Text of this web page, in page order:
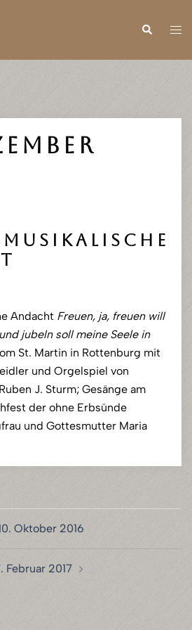
Suche
Andacht Freuen, ja, freuen will
jubeln soll meine Seele in
St. Martin in Rottenburg mit
und Orgelspiel von
J. Sturm; Gesänge am
der ohne Erbsünde
und Gottesmutter Maria
Oktober 2016
Februar 2017